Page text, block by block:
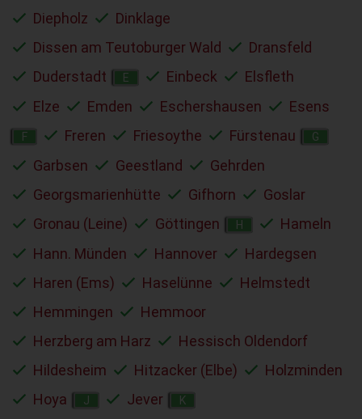
Diepholz
Dinklage
Dissen am Teutoburger Wald
Dransfeld
Duderstadt
E Einbeck
Elsfleth
Elze
Emden Eschershausen Esens
F Freren Friesoythe Fürstenau G
Garbsen Geestland
Gehrden
Georgsmarienhütte
Gifhorn
Goslar
Gronau (Leine)
Göttingen H
Hameln
Hann. Münden
Hannover
Hardegsen
Haren (Ems)
Haselünne
Helmstedt
Hemmingen
Hemmoor
Herzberg am Harz
Hessisch Oldendorf
Hildesheim
Hitzacker (Elbe)
Holzminden
Hoya
J Jever K